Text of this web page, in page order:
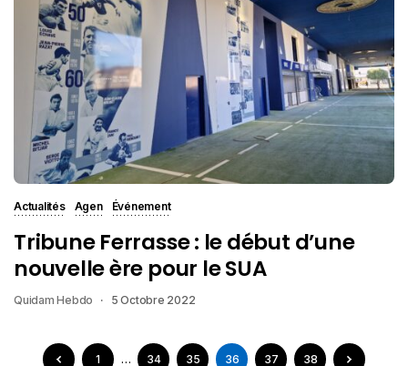
Actualités Agen Événement
Tribune Ferrasse : le début d’une
nouvelle ère pour le SUA
Quidam Hebdo 5 Octobre 2022
1 … 34 35 36 37 38